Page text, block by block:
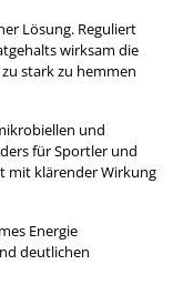
Lösung. Reguliert
wirksam die
stark zu hemmen
und
für Sportler und
mit klärender Wirkung
Energie
deutlichen